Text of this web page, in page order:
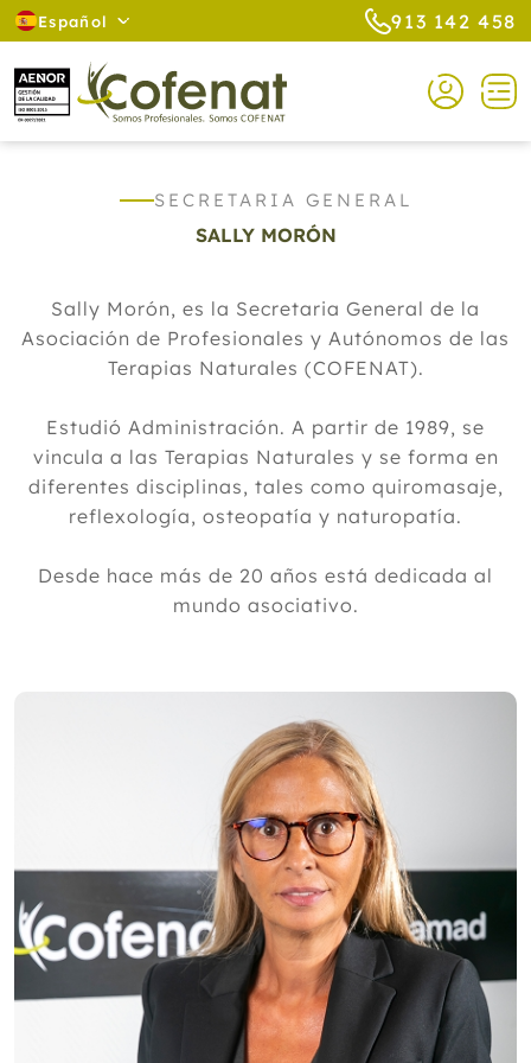
Español 913 142 458
SECRETARIA GENERAL
SALLY MORÓN
Sally Morón, es la Secretaria General de la
Asociación de Profesionales y Autónomos de las
Terapias Naturales (COFENAT).
Estudió Administración. A partir de 1989, se
vincula a las Terapias Naturales y se forma en
diferentes disciplinas, tales como quiromasaje,
reflexología, osteopatía y naturopatía.
Desde hace más de 20 años está dedicada al
mundo asociativo.